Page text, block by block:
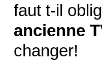
faut t-il
ancienne
changer!